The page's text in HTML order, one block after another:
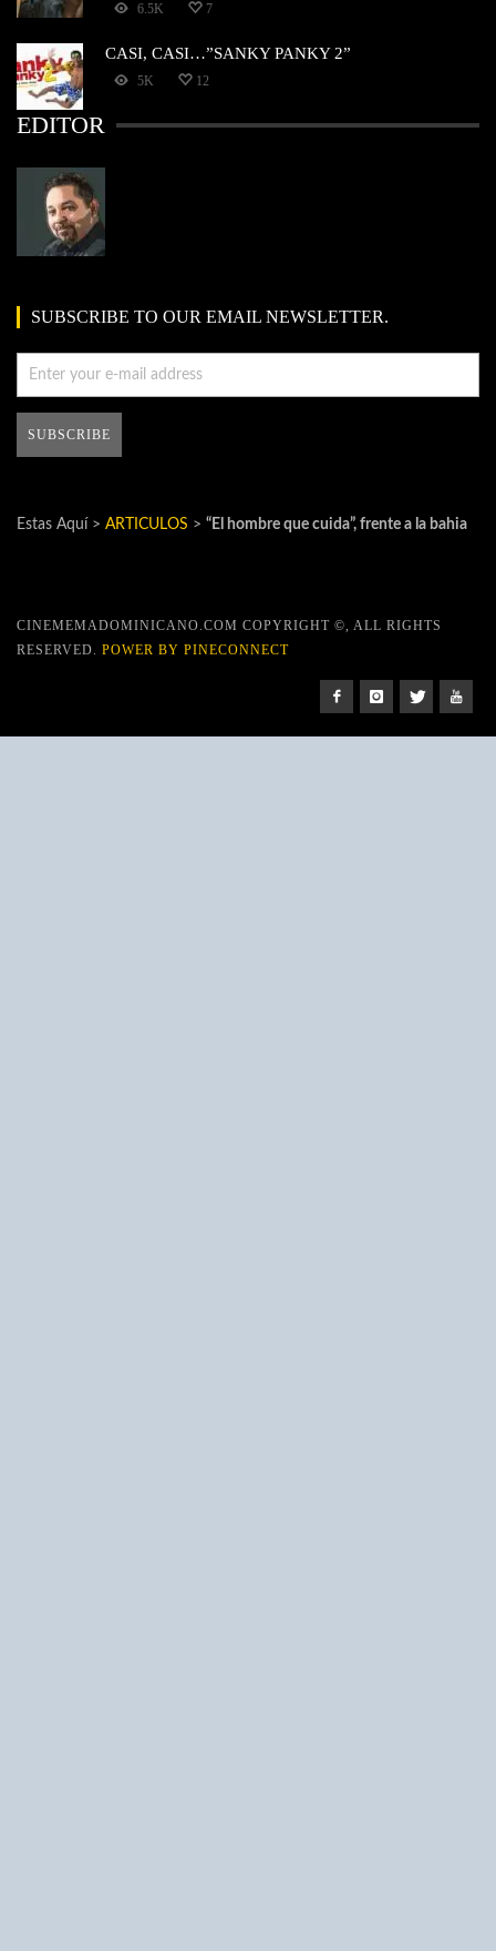
6.5K 7
CASI, CASI…”SANKY PANKY 2”
5K 12
EDITOR
SUBSCRIBE TO OUR EMAIL NEWSLETTER.
Estas Aquí > ARTICULOS > “El hombre que cuida”, frente a la bahia
CINEMEMADOMINICANO.COM COPYRIGHT ©, ALL RIGHTS
RESERVED. POWER BY PINECONNECT